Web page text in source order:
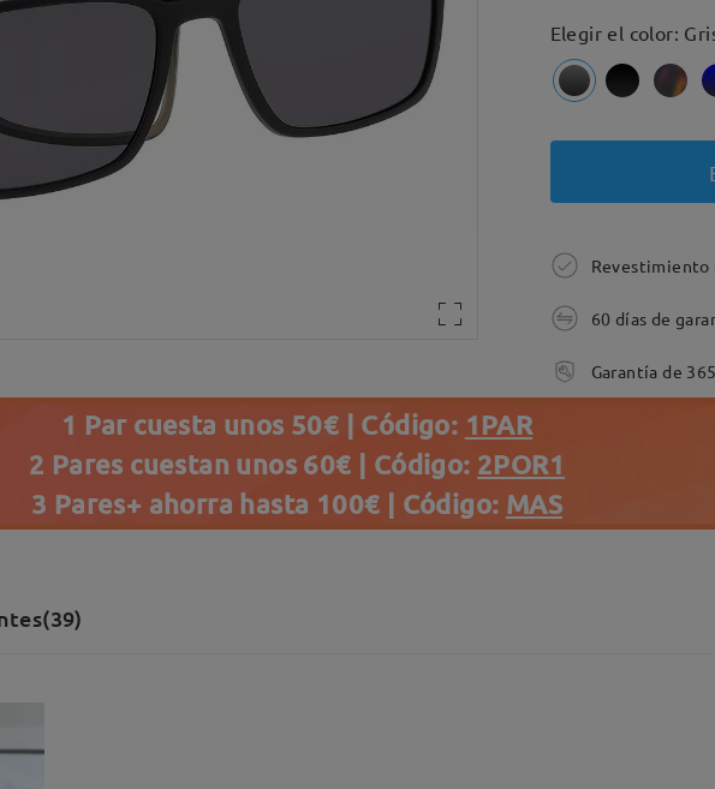
Elegir el color:
Revestimiento
60 días de
Garantía de
1 Par cuesta unos 50€ | Código: 1PAR
2 Pares cuestan unos 60€ | Código: 2POR1
3 Pares+ ahorra hasta 100€ | Código: MAS